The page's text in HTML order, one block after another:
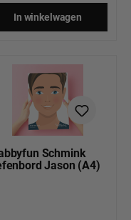
In winkelwagen
Schmink
Jason (A4)